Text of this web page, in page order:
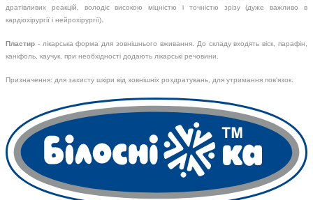
дратівливих реакцій, володіє високою міцністю і точністю зрізу (дуже важливо в
кардіохірургії і нейрохірургії).
Пластир - лікарська форма для зовнішнього вживання. До складу входять віск, парафін,
каніфоль, каучук, при необхідності додають лікарські речовини.
Призначення: для захисту шкіри від зовнішніх роздратувань, для утримання пов'язок.